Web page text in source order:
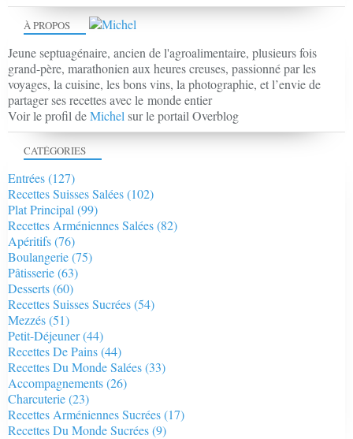
À PROPOS
Jeune septuagénaire, ancien de l'agroalimentaire, plusieurs fois
grand-père, marathonien aux heures creuses, passionné par les
voyages, la cuisine, les bons vins, la photographie, et l’envie de
partager ses recettes avec le monde entier
Voir le profil deMichel sur le portail Overblog
CATÉGORIES
Entrées(127)
Recettes Suisses Salées(102)
Plat Principal (99)
Recettes Arméniennes Salées(82)
Apéritifs(76)
Boulangerie(75)
Pâtisserie(63)
Desserts(60)
Recettes Suisses Sucrées(54)
Mezzés(51)
Petit-Déjeuner(44)
Recettes De Pains(44)
Recettes Du Monde Salées(33)
Accompagnements(26)
Charcuterie(23)
Recettes Arméniennes Sucrées(17)
Recettes Du Monde Sucrées(9)